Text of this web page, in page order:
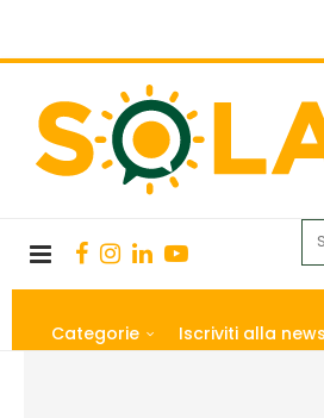
Categorie Iscriviti alla